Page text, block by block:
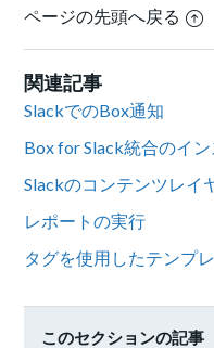
ページの先頭へ戻る
関連記事
SlackでのBox通知
Box for Slack統合のイ
Slackのコンテンツレイ
レポートの実行
タグを使用したテンプ
このセクションの記事